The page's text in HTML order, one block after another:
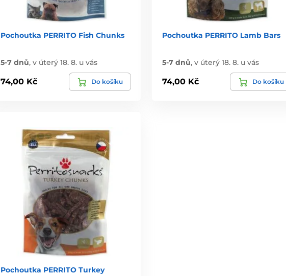
Pochoutka PERRITO Fish Chunks
5-7 dnů, v úterý 18. 8. u vás
74,00 Kč Do košíku
Pochoutka PERRITO Lamb Bars
5-7 dnů, v úterý 18. 8. u vás
74,00 Kč Do košíku
Pochoutka PERRITO Turkey